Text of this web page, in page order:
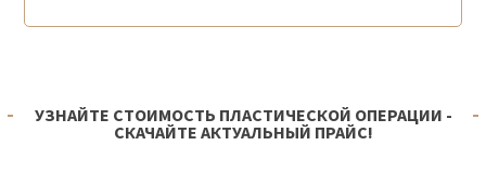
УЗНАЙТЕ СТОИМОСТЬ ПЛАСТИЧЕСКОЙ ОПЕРАЦИИ -
СКАЧАЙТЕ АКТУАЛЬНЫЙ ПРАЙС!